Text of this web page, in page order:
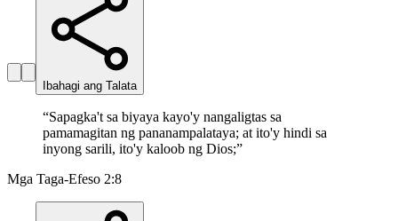
Ibahagi ang Talata
“Sapagka't sa biyaya kayo'y nangaligtas sa
pamamagitan ng pananampalataya; at ito'y hindi sa
inyong sarili, ito'y kaloob ng Dios;”
Mga Taga-Efeso 2:8